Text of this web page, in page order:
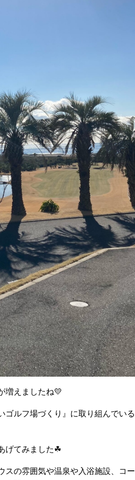
増えましたね💛
ゴルフ場づくり』に取り組んでいる
げてみました☘
スの雰囲気や温泉や入浴施設、コー